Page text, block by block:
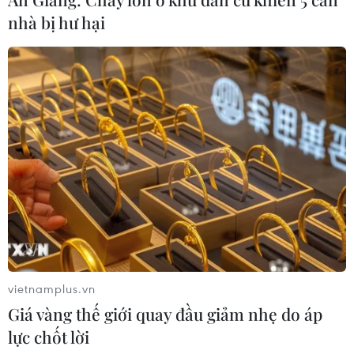
Mưa dông khiến hàng chục chuyến bay tới Nội Bài
không thể hạ cánh
06/08/2026 04:37
Hà Tĩnh cảnh báo nguy cơ sạt lở trên nhiều tuyến
nhà bị hư hại
vietnamplus.vn
Giá vàng thế giới quay đầu giảm nhẹ do áp
lực chốt lời